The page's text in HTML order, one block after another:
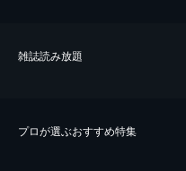
雑誌読み放題
プロが選ぶおすすめ特集